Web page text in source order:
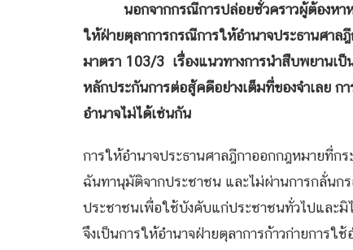
นอกจากกรณีการปล่อยชั่วคราวผู้ต้องหาห
ให้ฝ่ายตุลาการกรณีการให้อำนาจประธานศา
มาตรา 103/3 เรื่องแนวทางการนำสืบพยานเ
หลักประกันการต่อสู้คดีอย่างเต็มที่ของจำเลย
อำนาจไม่ได้เช่นกัน
การให้อำนาจประธานศาลฎีกาออกกฎหมายที่ก
ฉันทานุมัติจากประชาชน และไม่ผ่านการกลั่น
ประชาชนเพื่อใช้บังคับแก่ประชาชนทั่วไปและมิ
จึงเป็นการให้อำนาจฝ่ายตุลาการก้าวก่ายการ